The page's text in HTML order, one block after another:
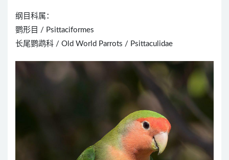
纲目科属：
鹦形目 / Psittaciformes
长尾鹦鹉科 / Old World Parrots / Psittaculidae